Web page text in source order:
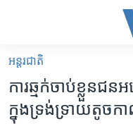
គេហទំព័រ​
ទាក់ទង
និង​
អន្តរជាតិ
អន្តរជាតិ
ការ​ឆ្មក់​ចាប់​ខ្លួន​ជន​
ក្នុង​ទ្រង់ទ្រាយ​តូច​ក